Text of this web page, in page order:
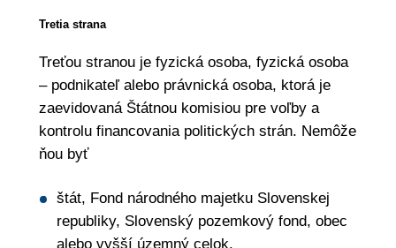
Tretia strana
Treťou stranou je fyzická osoba, fyzická osoba
– podnikateľ alebo právnická osoba, ktorá je
zaevidovaná Štátnou komisiou pre voľby a
kontrolu financovania politických strán. Nemôže
ňou byť
štát, Fond národného majetku Slovenskej
republiky, Slovenský pozemkový fond, obec
alebo vyšší územný celok,